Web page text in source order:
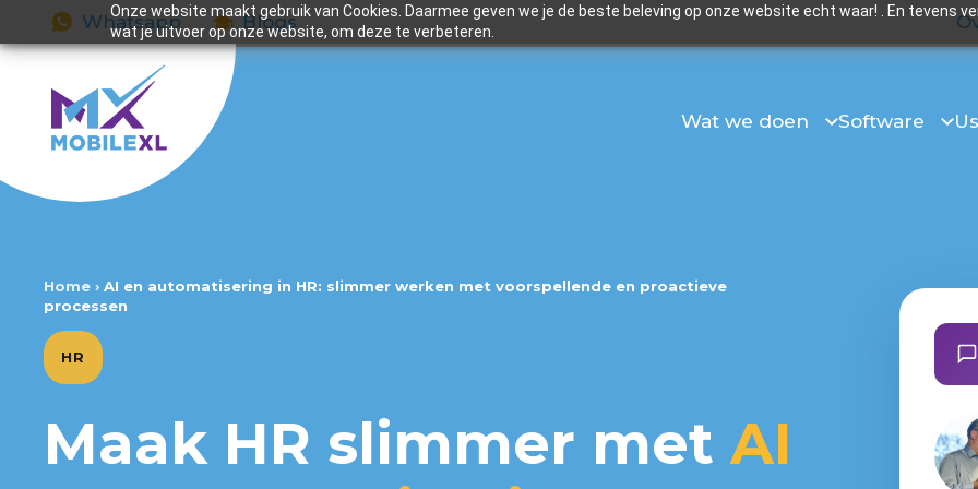
Onze website maakt gebruik van Cookies. Daarmee geven we je de beste beleving op onze website echt waar! . En tevens
wat je uitvoer op onze website, om deze te verbeteren.
Whatsapp Blogs
Wat we doen Software
Home › AI en automatisering in HR: slimmer werken met voorspellende en proactieve
processen
HR
Maak HR slimmer metAI